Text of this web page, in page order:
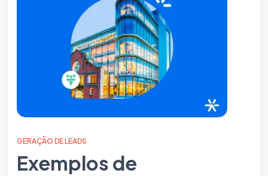
GERAÇÃO DE LEADS
Exemplos de